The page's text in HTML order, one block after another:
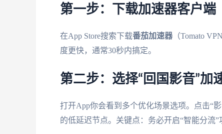
第一步：下载加速器客户端
在App Store搜索下载番茄加速器（Tomato
度更快，通常30秒内搞定。
第二步：选择“回国影音”加
打开App你会看到多个优化场景选项。点击“
的低延迟节点。关键点：务必开启“智能分流